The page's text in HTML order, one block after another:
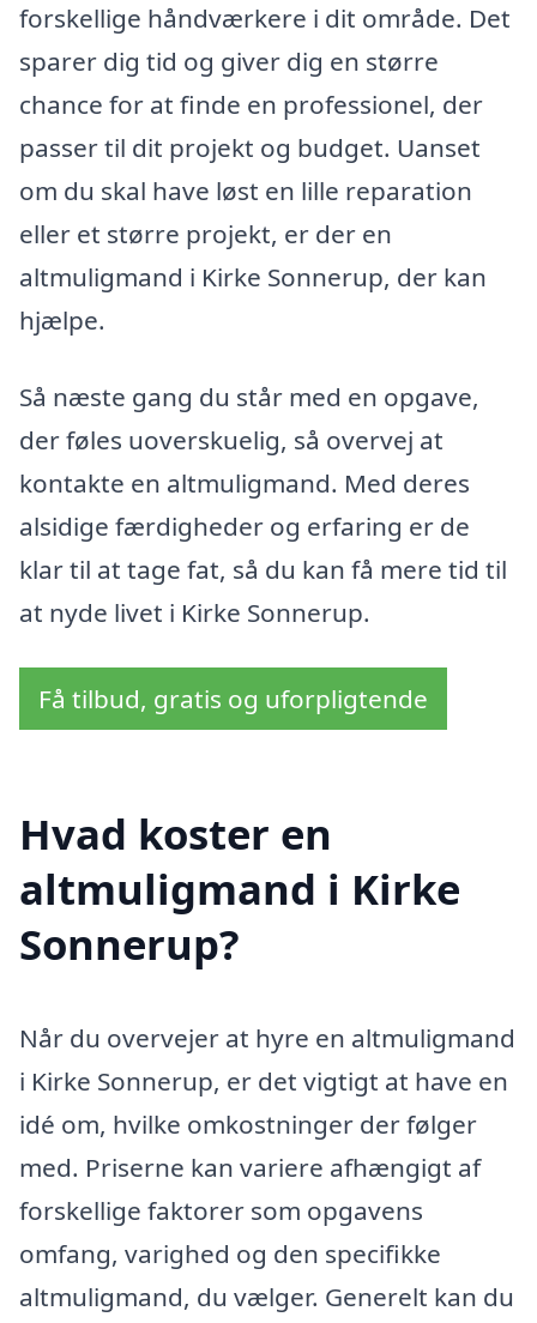
forskellige håndværkere i dit område. Det
sparer dig tid og giver dig en større
chance for at finde en professionel, der
passer til dit projekt og budget. Uanset
om du skal have løst en lille reparation
eller et større projekt, er der en
altmuligmand i Kirke Sonnerup, der kan
hjælpe.
Så næste gang du står med en opgave,
der føles uoverskuelig, så overvej at
kontakte en altmuligmand. Med deres
alsidige færdigheder og erfaring er de
klar til at tage fat, så du kan få mere tid til
at nyde livet i Kirke Sonnerup.
Få tilbud, gratis og uforpligtende
Hvad koster en
altmuligmand i Kirke
Sonnerup?
Når du overvejer at hyre en altmuligmand
i Kirke Sonnerup, er det vigtigt at have en
idé om, hvilke omkostninger der følger
med. Priserne kan variere afhængigt af
forskellige faktorer som opgavens
omfang, varighed og den specifikke
altmuligmand, du vælger. Generelt kan du